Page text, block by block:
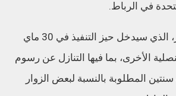
في الرباط.
ولا يشمل هذا القرار، الذي سيدخل حيز التنفيذ في 30 ماي
الأخرى، بما فيها التنازل عن رسوم
المطلوبة بالنسبة لبعض الزوار